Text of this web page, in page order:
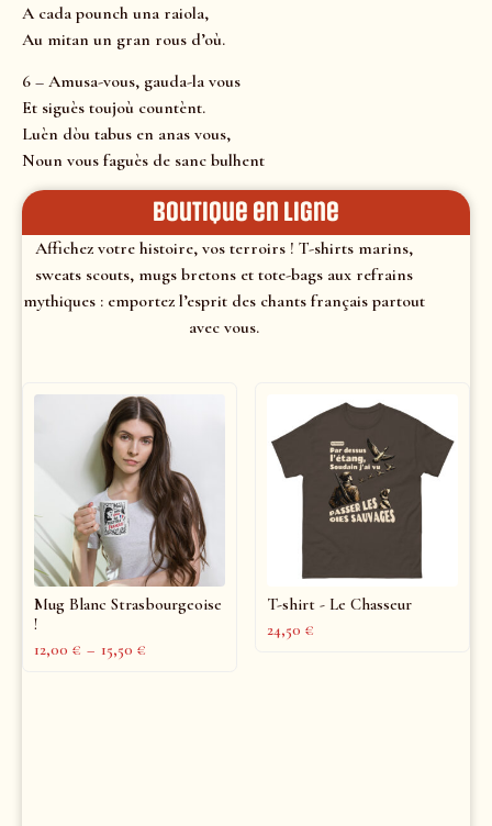
A cada pounch una raiola,
Au mitan un gran rous d’où.
6 – Amusa-vous, gauda-la vous
Et siguès toujoù countènt.
Luèn dòu tabus en anas vous,
Noun vous faguès de sanc bulhent
Boutique en ligne
Affichez votre histoire, vos terroirs ! T-shirts marins,
sweats scouts, mugs bretons et tote-bags aux refrains
mythiques : emportez l’esprit des chants français partout
avec vous.
Mug Blanc Strasbourgeoise
!
12,00 € – 15,50 €
T-shirt - Le Chasseur
24,50 €